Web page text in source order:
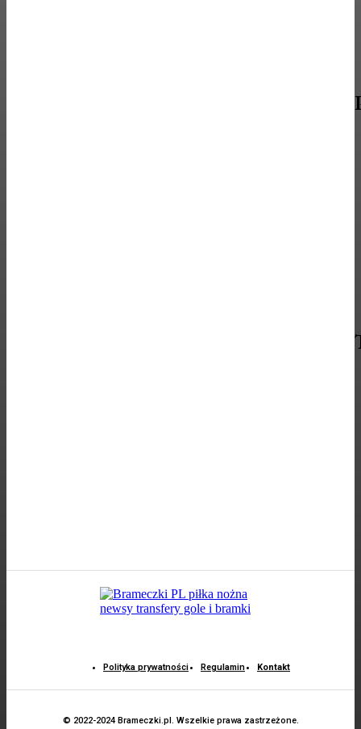
Polityka prywatności Regulamin Kontakt
© 2022-2024 Brameczki.pl. Wszelkie prawa zastrzeżone.